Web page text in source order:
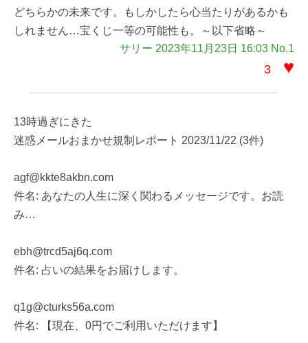
どちらかの未来です。もしかしたら心当たりがあるかも
しれません…宝くじ一等の可能性も。～以下省略～
サリー 2023年11月23日 16:03 No.1
3 ♥
13時過ぎにきた
迷惑メールおまかせ規制レポート 2023/11/22 (3件)
agf@kkte8akbn.com
件名: あなたの人生に深く関わるメッセージです。お読
み…
ebh@trcd5aj6q.com
件名: 占いの結果をお届けします。
q1g@cturks56a.com
件名: 【現在、0円でご利用いただけます】